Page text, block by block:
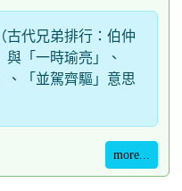
古代兄弟排行：伯仲
「一時瑜亮」、
、「並駕齊驅」意思
more...